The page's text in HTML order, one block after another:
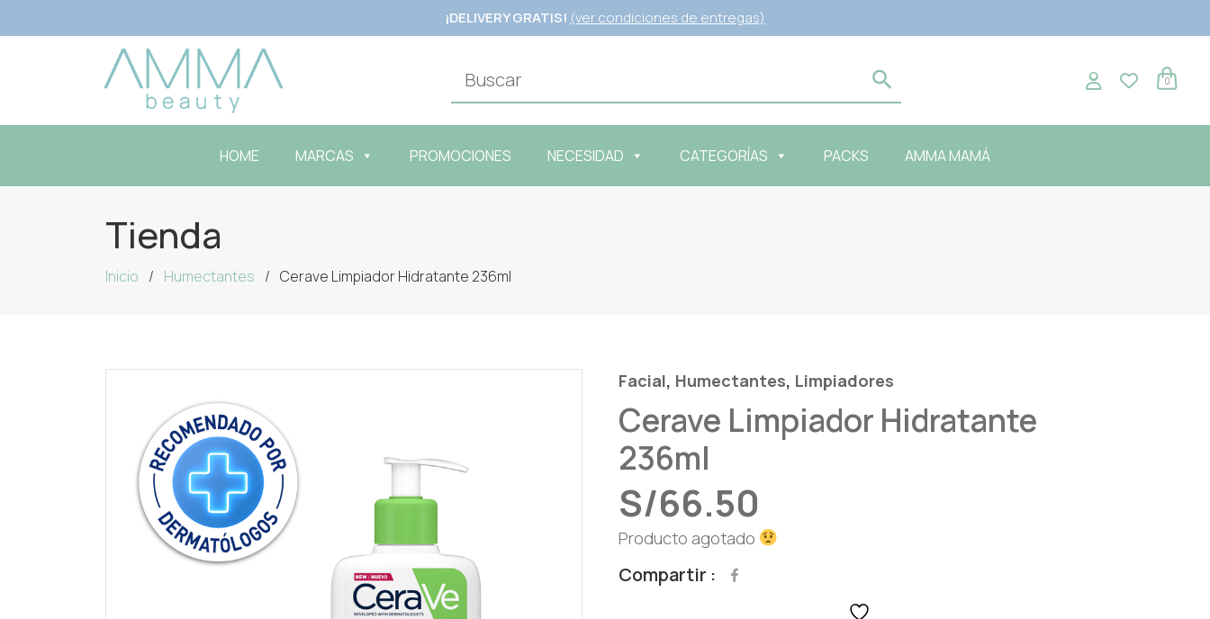
¡DELIVERY GRATIS! (ver condiciones de entregas)
0
HOME MARCAS PROMOCIONES NECESIDAD CATEGORÍAS PACKS AMMA MAMÁ
Tienda
Inicio Humectantes Cerave Limpiador Hidratante 236ml
Facial, Humectantes, Limpiadores
Cerave Limpiador Hidratante
236ml
S/66.50
Producto agotado
Compartir